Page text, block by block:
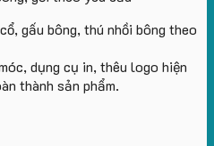
gấu bông, thú nhồi bông theo
dụng cụ in, thêu logo hiện
thành sản phẩm.